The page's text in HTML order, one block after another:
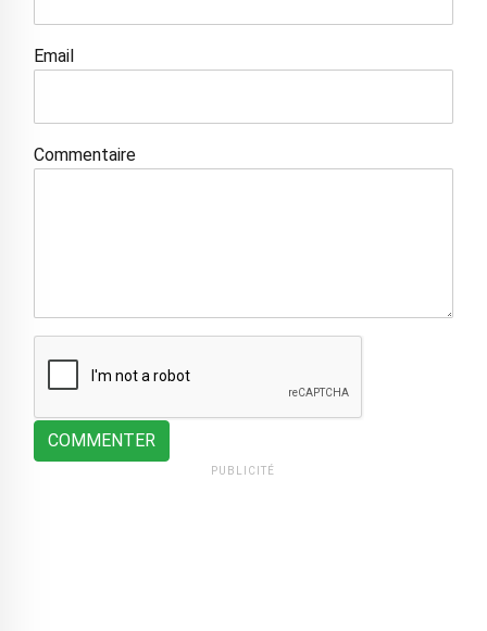
Email
Commentaire
COMMENTER
PUBLICITÉ